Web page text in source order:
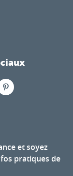
et soyez
pratiques de